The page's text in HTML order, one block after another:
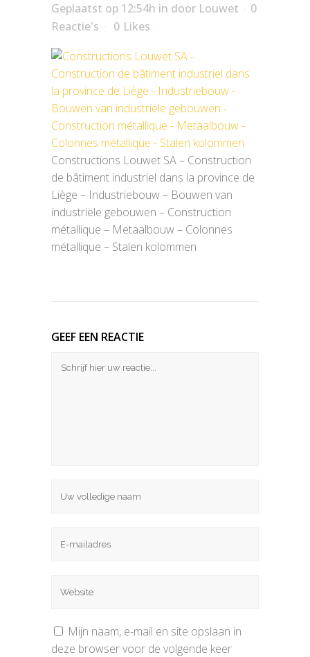
Geplaatst op 12:54h in door Louwet
0
Reactie's
0 Likes
Constructions Louwet SA – Construction
de bâtiment industriel dans la province de
Liège – Industriebouw – Bouwen van
industriële gebouwen – Construction
métallique – Metaalbouw – Colonnes
métallique – Stalen kolommen
GEEF EEN REACTIE
Mijn naam, e-mail en site opslaan in
deze browser voor de volgende keer